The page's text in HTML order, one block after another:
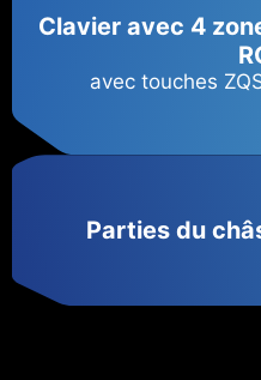
Clavier avec 4
avec touches
Parties du